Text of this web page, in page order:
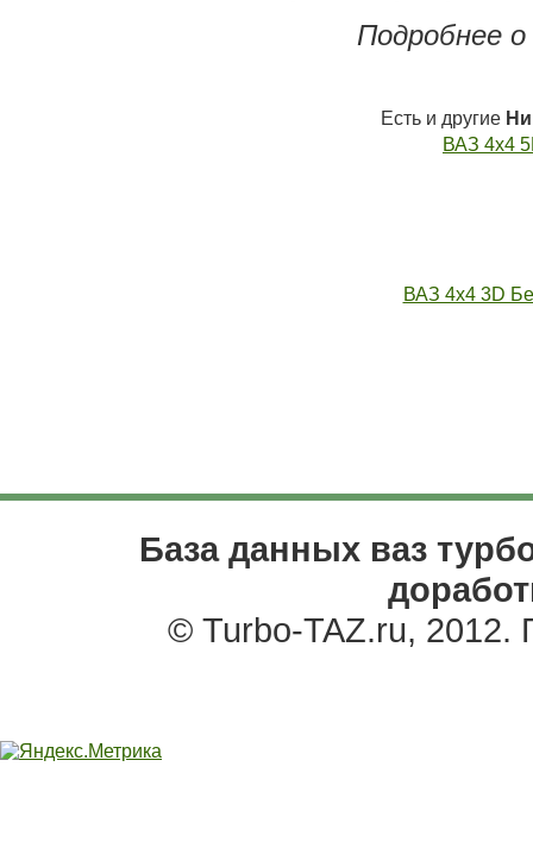
Подробнее
Есть и другие
ВАЗ 4x4
ВАЗ 4x4 3D
База данных ваз
© Turbo-TAZ.ru, 2012.